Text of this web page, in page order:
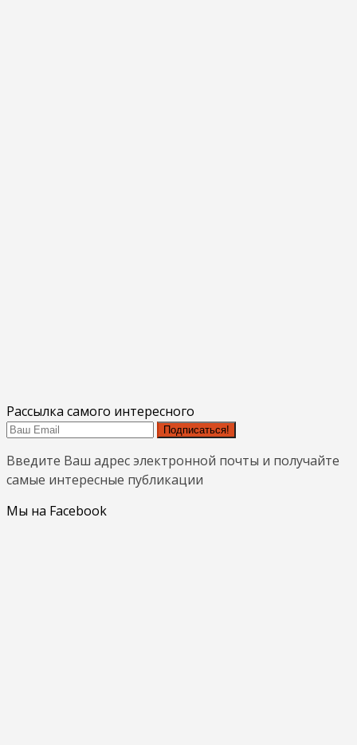
Рассылка самого интересного
Подписаться!
Введите Ваш адрес электронной почты и получайте
самые интересные публикации
Мы на Facebook